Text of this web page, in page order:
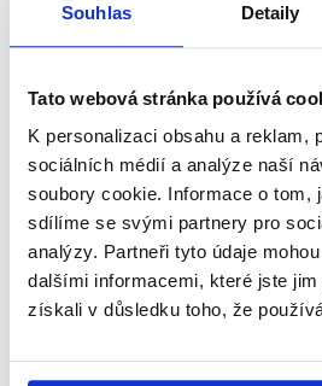
Souhlas Detaily
Tato webová stránka používá
K personalizaci obsahu a reklam,
sociálních médií a analýze naší
soubory cookie. Informace o tom,
sdílíme se svými partnery pro
analýzy. Partneři tyto údaje
dalšími informacemi, které jste
získali v důsledku toho, že
Přihlaste se k odběru
newsletteru nebo
kanálu, kde pravidelně
shrnutí nejzajímavějších
Začněte nás odebírat, a
přehled o tom, jaké
nepravdy se zrovna v